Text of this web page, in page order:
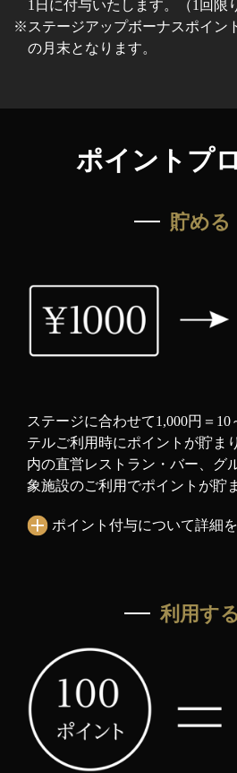
1日に付与いたします。（1回限
※ステージアップボーナスポイン
の月末となります。
ポイントプ
貯める
ステージに合わせて1,000円＝
テルご利用時にポイントが貯ま
内の直営レストラン・バー、グ
象施設のご利用でポイントが貯
ポイント付与について詳細
利用する